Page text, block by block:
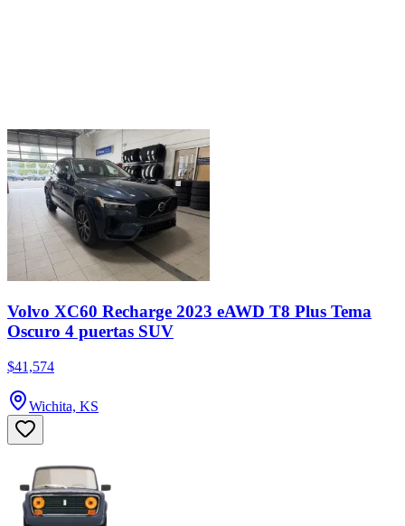
Volvo XC60 Recharge 2023 eAWD T8 Plus Tema
Oscuro 4 puertas SUV
$41,574
Wichita, KS